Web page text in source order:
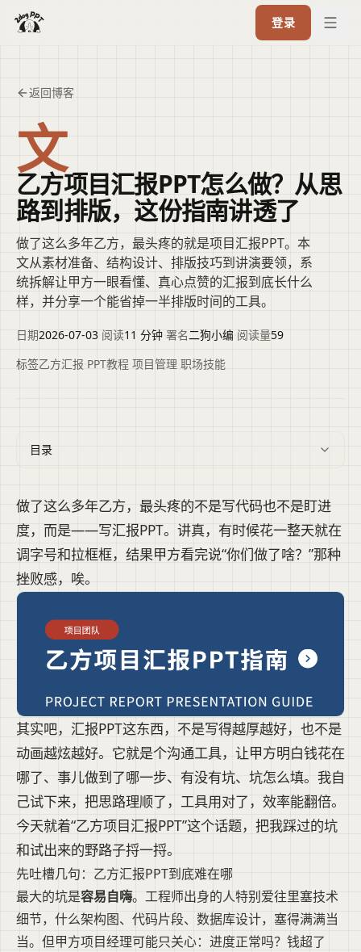
登录
返回博客
文
乙方项目汇报PPT怎么做？从思
路到排版，这份指南讲透了
做了这么多年乙方，最头疼的就是项目汇报PPT。本
文从素材准备、结构设计、排版技巧到讲演要领，系
统拆解让甲方一眼看懂、真心点赞的汇报到底长什么
样，并分享一个能省掉一半排版时间的工具。
日期2026-07-03 阅读11 分钟 署名二狗小编 阅读量59
标签乙方汇报 PPT教程 项目管理 职场技能
目录
做了这么多年乙方，最头疼的不是写代码也不是盯进
度，而是——写汇报PPT。讲真，有时候花一整天就在
调字号和拉框框，结果甲方看完说“你们做了啥？”那种
挫败感，唉。
其实吧，汇报PPT这东西，不是写得越厚越好，也不是
动画越炫越好。它就是个沟通工具，让甲方明白钱花在
哪了、事儿做到了哪一步、有没有坑、坑怎么填。我自
己试下来，把思路理顺了，工具用对了，效率能翻倍。
今天就着“乙方项目汇报PPT”这个话题，把我踩过的坑
和试出来的野路子捋一捋。
先吐槽几句：乙方汇报PPT到底难在哪
最大的坑是容易自嗨。工程师出身的人特别爱往里塞技术
细节，什么架构图、代码片段、数据库设计，塞得满满当
当。但甲方项目经理可能只关心：进度正常吗？钱超了